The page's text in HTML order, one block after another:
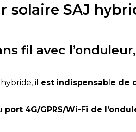
solaire SAJ
fil avec
il est indispensable de
port 4G/GPRS/Wi-Fi de